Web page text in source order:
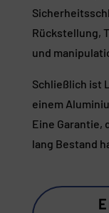
Rückstellung,
und
Schließlich ist
einem
Eine Garantie,
lang Bestand